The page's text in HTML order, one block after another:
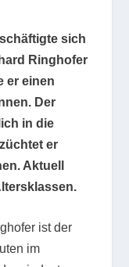
sich
Ringhofer
er einen
Der
in die
er
Aktuell
ist der
im